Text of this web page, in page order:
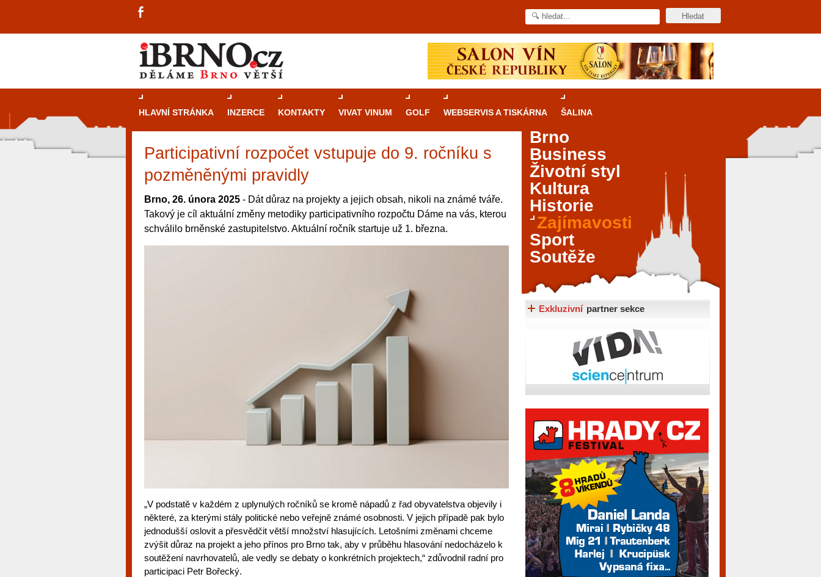
HLAVNÍ STRÁNKA INZERCE KONTAKTY VIVAT VINUM GOLF WEBSERVIS A TISKÁRNA ŠALINA
Participativní rozpočet vstupuje do 9. ročníku s
pozměněnými pravidly
Brno, 26. února 2025 - Dát důraz na projekty a jejich obsah, nikoli na známé tváře.
Takový je cíl aktuální změny metodiky participativního rozpočtu Dáme na vás, kterou
schválilo brněnské zastupitelstvo. Aktuální ročník startuje už 1. března.
„V podstatě v každém z uplynulých ročníků se kromě nápadů z řad obyvatelstva objevily i
některé, za kterými stály politické nebo veřejně známé osobnosti. V jejich případě pak bylo
jednodušší oslovit a přesvědčit větší množství hlasujících. Letošními změnami chceme
zvýšit důraz na projekt a jeho přínos pro Brno tak, aby v průběhu hlasování nedocházelo k
soutěžení navrhovatelů, ale vedly se debaty o konkrétních projektech,“ zdůvodnil radní pro
participaci Petr Bořecký.
Průvodcekasinovými hrami v Brně: Od
rulety po video automaty
Brno je městem známým pro zajímavé památky, skvělé
restaurace, divadla a univerzity. Mimo jiné je ale také
místem, kde si můžete legálně a bezpečně vyzkoušet
různé kasinové hry. V neustále kvetoucí moravské
metropoli naleznete širokou nabídku her od klasické
Brno
Business
Životní styl
Kultura
Historie
Zajímavosti
Sport
Soutěže
Exkluzivní partner sekce